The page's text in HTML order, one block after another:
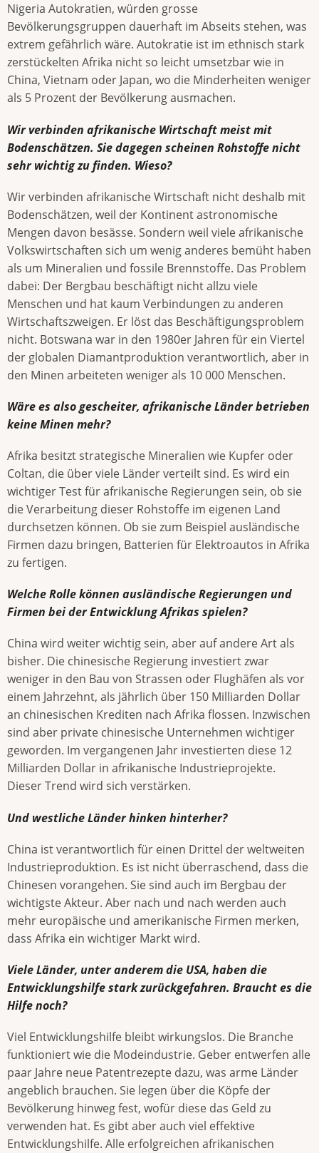
Nigeria Autokratien, würden grosse
Bevölkerungsgruppen dauerhaft im Abseits stehen, was
extrem gefährlich wäre. Autokratie ist im ethnisch stark
zerstückelten Afrika nicht so leicht umsetzbar wie in
China, Vietnam oder Japan, wo die Minderheiten weniger
als 5 Prozent der Bevölkerung ausmachen.
Wir verbinden afrikanische Wirtschaft meist mit
Bodenschätzen. Sie dagegen scheinen Rohstoffe nicht
sehr wichtig zu finden. Wieso?
Wir verbinden afrikanische Wirtschaft nicht deshalb mit
Bodenschätzen, weil der Kontinent astronomische
Mengen davon besässe. Sondern weil viele afrikanische
Volkswirtschaften sich um wenig anderes bemüht haben
als um Mineralien und fossile Brennstoffe. Das Problem
dabei: Der Bergbau beschäftigt nicht allzu viele
Menschen und hat kaum Verbindungen zu anderen
Wirtschaftszweigen. Er löst das Beschäftigungsproblem
nicht. Botswana war in den 1980er Jahren für ein Viertel
der globalen Diamantproduktion verantwortlich, aber in
den Minen arbeiteten weniger als 10 000 Menschen.
Wäre es also gescheiter, afrikanische Länder betrieben
keine Minen mehr?
Afrika besitzt strategische Mineralien wie Kupfer oder
Coltan, die über viele Länder verteilt sind. Es wird ein
wichtiger Test für afrikanische Regierungen sein, ob sie
die Verarbeitung dieser Rohstoffe im eigenen Land
durchsetzen können. Ob sie zum Beispiel ausländische
Firmen dazu bringen, Batterien für Elektroautos in Afrika
zu fertigen.
Welche Rolle können ausländische Regierungen und
Firmen bei der Entwicklung Afrikas spielen?
China wird weiter wichtig sein, aber auf andere Art als
bisher. Die chinesische Regierung investiert zwar
weniger in den Bau von Strassen oder Flughäfen als vor
einem Jahrzehnt, als jährlich über 150 Milliarden Dollar
an chinesischen Krediten nach Afrika flossen. Inzwischen
sind aber private chinesische Unternehmen wichtiger
geworden. Im vergangenen Jahr investierten diese 12
Milliarden Dollar in afrikanische Industrieprojekte.
Dieser Trend wird sich verstärken.
Und westliche Länder hinken hinterher?
China ist verantwortlich für einen Drittel der weltweiten
Industrieproduktion. Es ist nicht überraschend, dass die
Chinesen vorangehen. Sie sind auch im Bergbau der
wichtigste Akteur. Aber nach und nach werden auch
mehr europäische und amerikanische Firmen merken,
dass Afrika ein wichtiger Markt wird.
Viele Länder, unter anderem die USA, haben die
Entwicklungshilfe stark zurückgefahren. Braucht es die
Hilfe noch?
Viel Entwicklungshilfe bleibt wirkungslos. Die Branche
funktioniert wie die Modeindustrie. Geber entwerfen alle
paar Jahre neue Patentrezepte dazu, was arme Länder
angeblich brauchen. Sie legen über die Köpfe der
Bevölkerung hinweg fest, wofür diese das Geld zu
verwenden hat. Es gibt aber auch viel effektive
Entwicklungshilfe. Alle erfolgreichen afrikanischen